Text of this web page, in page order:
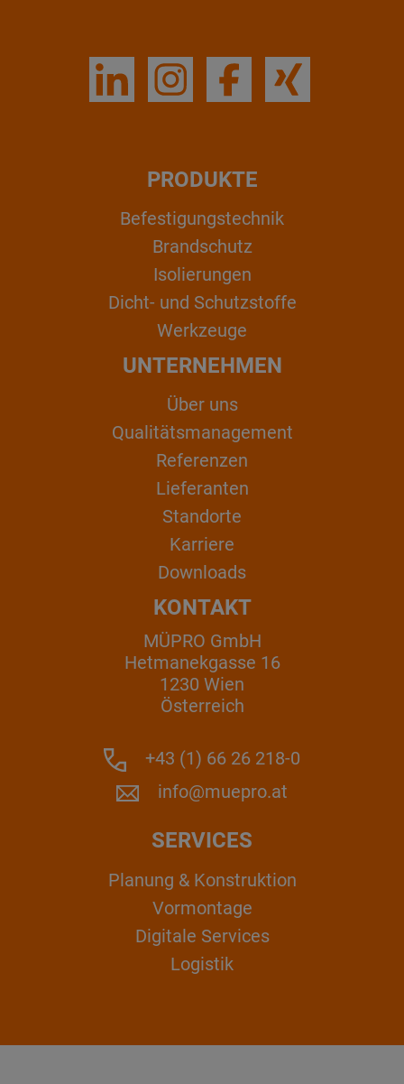
PRODUKTE
Befestigungstechnik
Brandschutz
Isolierungen
Dicht- und Schutzstoffe
Werkzeuge
UNTERNEHMEN
Über uns
Qualitätsmanagement
Referenzen
Lieferanten
Standorte
Karriere
Downloads
KONTAKT
MÜPRO GmbH
Hetmanekgasse 16
1230 Wien
Österreich
+43 (1) 66 26 218-0
info@muepro.at
SERVICES
Planung & Konstruktion
Vormontage
Digitale Services
Logistik